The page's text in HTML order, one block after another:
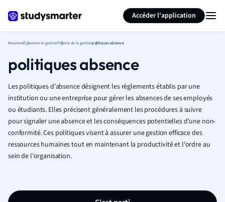
Accéder l'application
ResumesÉconomie et gestionThéorie de la gestionpolitiques absence
politiques absence
Les politiques d'absence désignent les règlements établis par une
institution ou une entreprise pour gérer les absences de ses employés
ou étudiants. Elles précisent généralement les procédures à suivre
pour signaler une absence et les conséquences potentielles d'une non-
conformité. Ces politiques visent à assurer une gestion efficace des
ressources humaines tout en maintenant la productivité et l'ordre au
sein de l'organisation.
Résumer la page